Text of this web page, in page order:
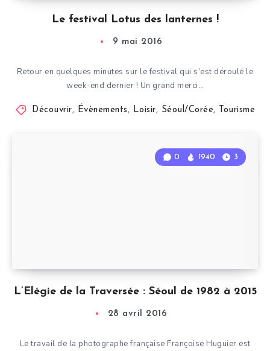
Le festival Lotus des lanternes !
9 mai 2016
Retour en quelques minutes sur le festival qui s’est déroulé le
week-end dernier ! Un grand merci…
Découvrir, Évènements, Loisir, Séoul/Corée, Tourisme
L’Elégie de la Traversée : Séoul de 1982 à 2015
0 1940 3
28 avril 2016
Le travail de la photographe française Françoise Huguier est